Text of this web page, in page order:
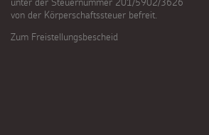
von der Körperschaftssteuer befreit.
Zum Freistellungsbescheid